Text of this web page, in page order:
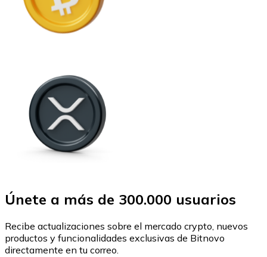
Únete a más de 300.000 usuarios
Recibe actualizaciones sobre el mercado crypto, nuevos
productos y funcionalidades exclusivas de Bitnovo
directamente en tu correo.